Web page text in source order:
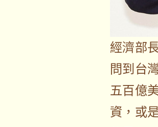
經濟部
問到台
五百億
資，或